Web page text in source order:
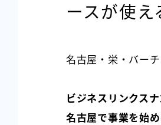
ースが使え
名古屋・栄・バー
ビジネスリンクス
名古屋で事業を始